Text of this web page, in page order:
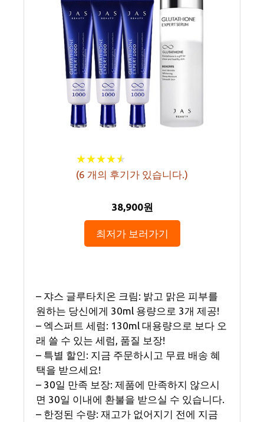
★★★★★
★★★★★
(6 개의 후기가 있습니다.)
38,900원
최저가 보러가기
– 쟈스 글루타치온 크림: 밝고 맑은 피부를
원하는 당신에게 30ml 용량으로 3개 제공!
– 엑스퍼트 세럼: 130ml 대용량으로 보다 오
래 쓸 수 있는 세럼, 품질 보장!
– 특별 할인: 지금 주문하시고 무료 배송 혜
택을 받으세요!
– 30일 만족 보장: 제품에 만족하지 않으시
면 30일 이내에 환불을 받으실 수 있습니다.
– 한정된 수량: 재고가 없어지기 전에 지금